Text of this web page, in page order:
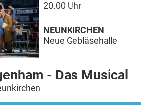
20.00 Uhr
- Das Musical
NEUNKIRCHEN
Neue Gebläsehalle